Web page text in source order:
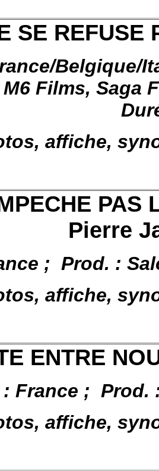
SE REFUSE
Belgique/
Films, Saga
affiche,
PAS
Pierre
; Prod. :
affiche,
ENTRE
: France ; Prod.
affiche,